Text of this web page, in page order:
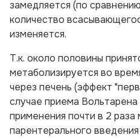
замедляется (по
количество
изменяется.
Т.к. около половины
метаболизируется во
через печень (эффект
случае приема Вольтарена
применения почти в 2
парентерального